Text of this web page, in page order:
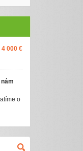
4 000 €
o